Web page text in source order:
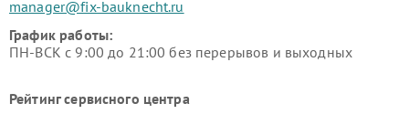
manager@fix-bauknecht.ru
График работы:
ПН-ВСК с 9:00 до 21:00 без перерывов и выходных
Рейтинг сервисного центра